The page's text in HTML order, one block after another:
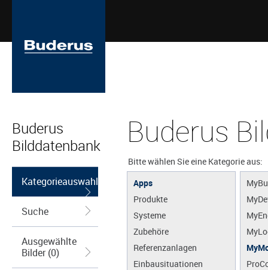
Buderus
Bilddatenbank
Kategorieauswahl
Suche
Ausgewählte
Bilder (0)
Buderus
Bitte wählen Sie eine Kategorie aus:
Apps
Produkte
Systeme
Zubehöre
Referenzanlagen
Einbausituationen